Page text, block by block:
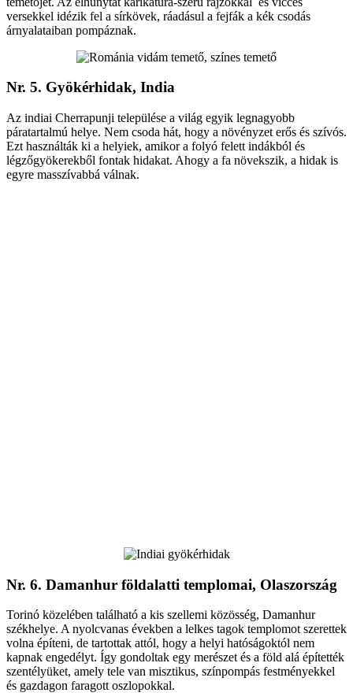
versekkel idézik fel a sírkövek, ráadásul a fejfák a kék csodás
árnyalataiban pompáznak.
Nr. 5. Gyökérhidak, India
Az indiai Cherrapunji települése a világ egyik legnagyobb
páratartalmú helye. Nem csoda hát, hogy a növényzet erős és szívós.
Ezt használták ki a helyiek, amikor a folyó felett indákból és
légzőgyökerekből fontak hidakat. Ahogy a fa növekszik, a hidak is
egyre masszívabbá válnak.
Nr. 6. Damanhur földalatti templomai, Olaszország
Torinó közelében található a kis szellemi közösség, Damanhur
székhelye. A nyolcvanas években a lelkes tagok templomot szerettek
volna építeni, de tartottak attól, hogy a helyi hatóságoktól nem
kapnak engedélyt. Így gondoltak egy merészet és a föld alá építették
szentélyüket, amely tele van misztikus, színpompás festményekkel
és gazdagon faragott oszlopokkal.